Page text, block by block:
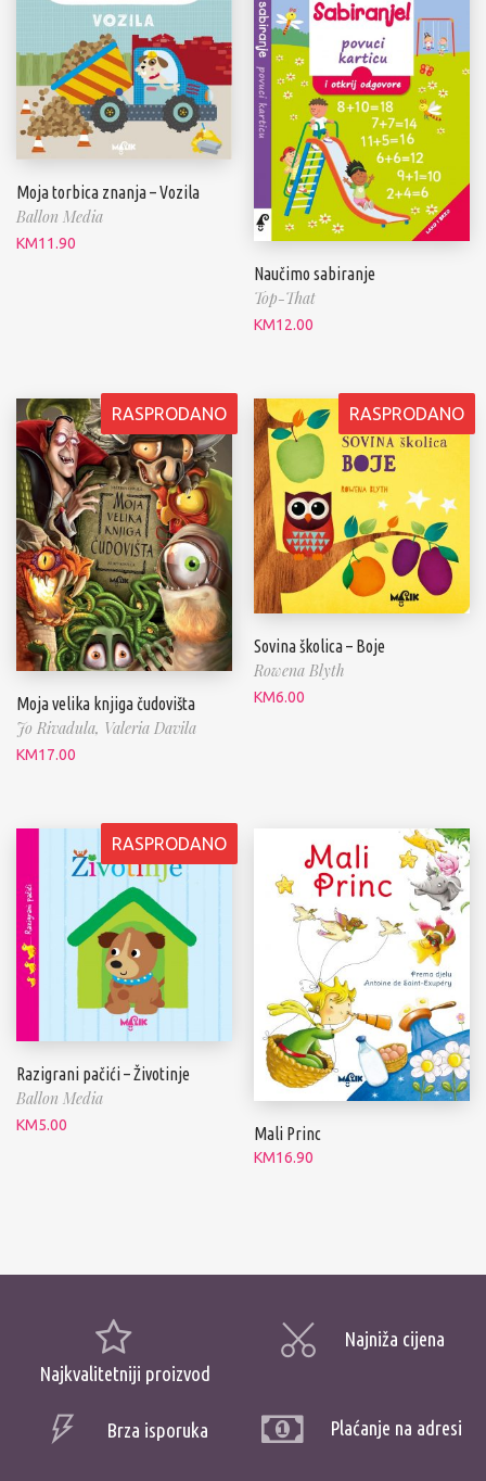
Moja torbica znanja – Vozila
Ballon Media
KM11.90
Naučimo sabiranje
Top-That
KM12.00
RASPRODANO
Moja velika knjiga čudovišta
Jo Rivadula, Valeria Davila
KM17.00
RASPRODANO
Sovina školica – Boje
Rowena Blyth
KM6.00
RASPRODANO
Razigrani pačići – Životinje
Ballon Media
KM5.00 Mali Princ
KM16.90
Najkvalitetniji proizvod
Najniža cijena
Brza isporuka Plaćanje na adresi